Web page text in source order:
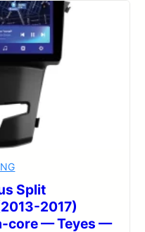
Split
2017)
core — Teyes —